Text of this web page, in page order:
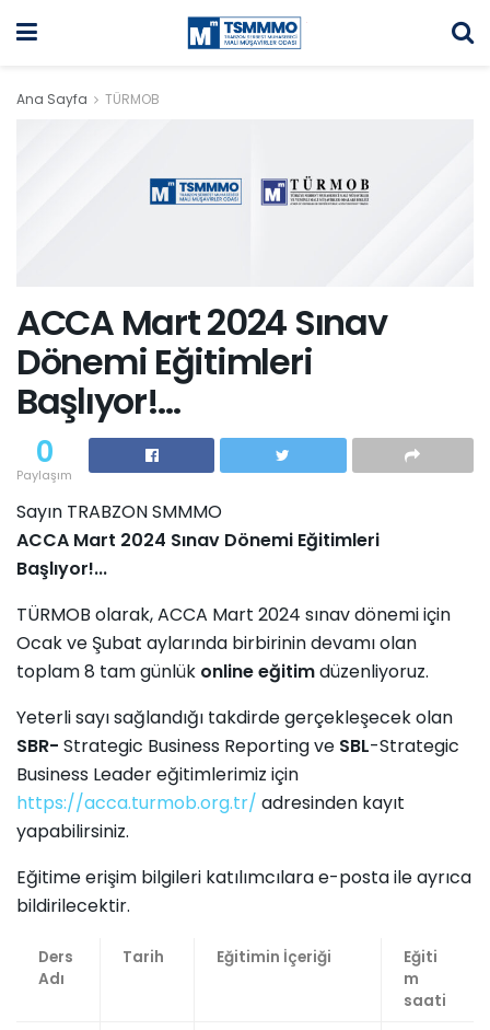
Ana Sayfa TÜRMOB
ACCA Mart 2024 Sınav
Dönemi Eğitimleri
Başlıyor!…
0
Paylaşım
Sayın TRABZON SMMMO
ACCA Mart 2024 Sınav Dönemi Eğitimleri
Başlıyor!...
TÜRMOB olarak, ACCA Mart 2024 sınav dönemi için
Ocak ve Şubat aylarında birbirinin devamı olan
toplam 8 tam günlük online eğitimdüzenliyoruz.
Yeterli sayı sağlandığı takdirde gerçekleşecek olan
SBR- Strategic Business Reporting ve SBL-Strategic
Business Leader eğitimlerimiz için
https://acca.turmob.org.tr/ adresinden kayıt
yapabilirsiniz.
Eğitime erişim bilgileri katılımcılara e-posta ile ayrıca
bildirilecektir.
Ders
Adı
Tarih Eğitimin İçeriği
Eğiti
m
saati